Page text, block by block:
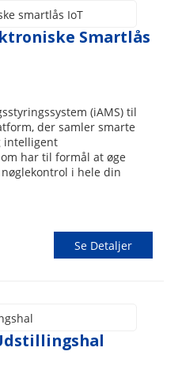
Smartlås
(iAMS) til
der samler smarte
intelligent
har til formål at øge
i hele din
Se Detaljer